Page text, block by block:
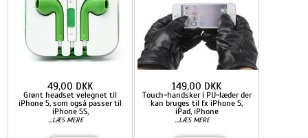
Grønt headset velegnet til
iPhone 5, som også passer til
iPhone 5S,
...LÆS MERE
49,00 DKK
Touch-handsker i PU-læder der
kan bruges til fx iPhone 5,
iPad, iPhone
...LÆS MERE
149,00 DKK